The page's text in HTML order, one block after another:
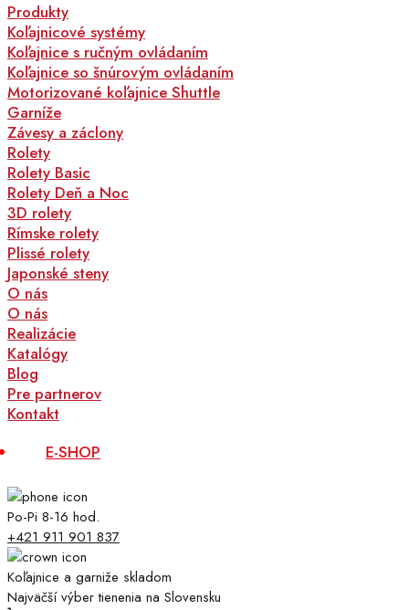
Produkty
Koľajnicové systémy
Koľajnice s ručným ovládaním
Koľajnice so šnúrovým ovládaním
Motorizované koľajnice Shuttle
Garníže
Závesy a záclony
Rolety
Rolety Basic
Rolety Deň a Noc
3D rolety
Rímske rolety
Plissé rolety
Japonské steny
O nás
O nás
Realizácie
Katalógy
Blog
Pre partnerov
Kontakt
E-SHOP
Po-Pi 8-16 hod.
+421 911 901 837
Koľajnice a garniže skladom
Najväčší výber tienenia na Slovensku